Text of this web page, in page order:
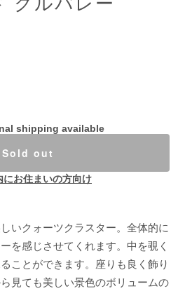
クルバレー
shipping available
Sold out
にお住まいの方向け
いクォーツクラスター。全体的に
を感じさせてくれます。中を覗く
ことができます。座りも良く飾り
見ても美しい景色のボリュームの